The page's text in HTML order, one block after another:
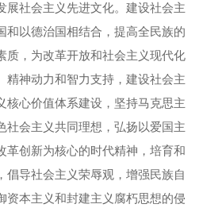
社会主义先进文化。建设社会主
和以德治国相结合，提高全民族的
质，为改革开放和社会主义现代化
精神动力和智力支持，建设社会主
核心价值体系建设，坚持马克思主
社会主义共同理想，弘扬以爱国主
革创新为核心的时代精神，培育和
倡导社会主义荣辱观，增强民族自
资本主义和封建主义腐朽思想的侵